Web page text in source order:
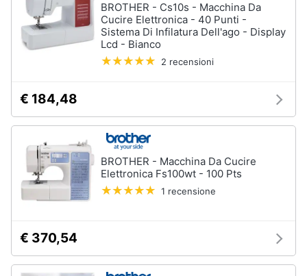
BROTHER - Cs10s - Macchina Da
Cucire Elettronica - 40 Punti -
Sistema Di Infilatura Dell'ago - Display
Lcd - Bianco
2 recensioni
€ 184,48
BROTHER - Macchina Da Cucire
Elettronica Fs100wt - 100 Pts
1 recensione
€ 370,54